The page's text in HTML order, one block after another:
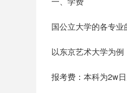
国公立大学的各专业
以东京艺术大学为例
报考费：本科为2w